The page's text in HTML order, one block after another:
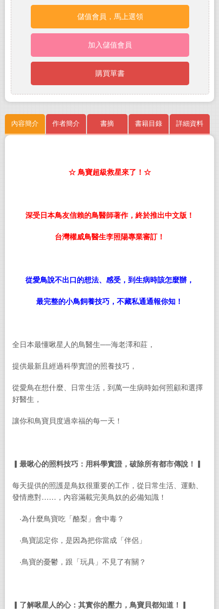
儲值會員，馬上選領
加入儲值會員
購買單書
內容簡介 作者簡介 書摘 書籍目錄 詳細資料
☆ 鳥寶超級救星來了！☆
深受日本鳥友信賴的鳥醫師著作，終於推出中文版！
台灣權威鳥醫生李照陽專業審訂！
從愛鳥說不出口的想法、感受，到生病時該怎麼辦，
最完整的小鳥飼養技巧，不藏私通通報你知！
全日本最懂啾星人的鳥醫生──海老澤和莊，
提供最新且經過科學實證的照養技巧，
從愛鳥在想什麼、日常生活，到萬一生病時如何照顧和選擇
好醫生，
讓你和鳥寶貝度過幸福的每一天！
▎最啾心的照料技巧：用科學實證，破除所有都市傳說！▎
每天提供的照護是鳥奴很重要的工作， 從日常生活、運動、
發情應對……，內容滿載完美鳥奴的必備知識！
‧為什麼鳥寶吃「酪梨」會中毒？
‧鳥寶認定你，是因為把你當成「伴侶」
‧鳥寶的憂鬱，跟「玩具」不見了有關？
▎了解啾星人的心：其實你的壓力，鳥寶貝都知道！▎